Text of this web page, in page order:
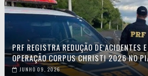
PRF REGISTRA REDUÇÃO DE ACIDENTES
OPERAÇÃO CORPUS CHRISTI 2026 NO
JUNHO 09, 2026